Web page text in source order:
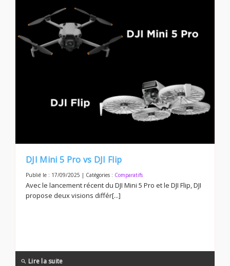
DJI Mini 5 Pro vs DJI Flip
Publié le : 17/09/2025 | Catégories : Comparatifs
Avec le lancement récent du DJI Mini 5 Pro et le DJI Flip, DJI
propose deux visions différ[...]
search Lire la suite